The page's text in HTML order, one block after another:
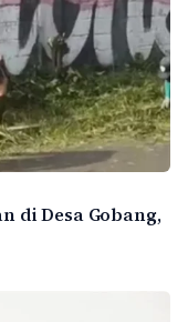
di Desa Gobang,